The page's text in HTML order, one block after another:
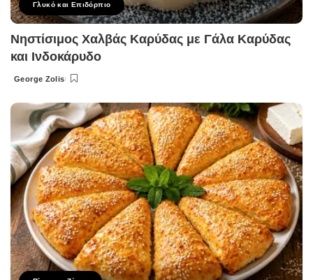
Γλυκό και Επιδόρπιο
Νηστίσιμος Χαλβάς Καρύδας με Γάλα Καρύδας
και Ινδοκάρυδο
Posted
George Zolis